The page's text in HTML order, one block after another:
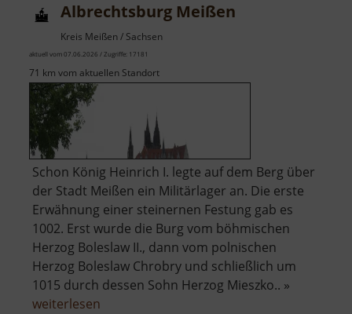
Albrechtsburg Meißen
Kreis Meißen / Sachsen
aktuell vom 07.06.2026 / Zugriffe: 17181
71 km vom aktuellen Standort
Schon König Heinrich I. legte auf dem Berg über
der Stadt Meißen ein Militärlager an. Die erste
Erwähnung einer steinernen Festung gab es
1002. Erst wurde die Burg vom böhmischen
Herzog Boleslaw II., dann vom polnischen
Herzog Boleslaw Chrobry und schließlich um
1015 durch dessen Sohn Herzog Mieszko.. »
weiterlesen